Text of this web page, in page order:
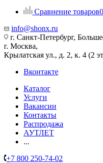
Сравнение товаров0
info@shonx.ru
г. Санкт-Петербург,
г. Москва,
Крылатская ул., д. 2, к. 4 (2
Вконтакте
Каталог
Услуги
Вакансии
Контакты
Распродажа
АУТЛЕТ
...
+7 800 250-74-02